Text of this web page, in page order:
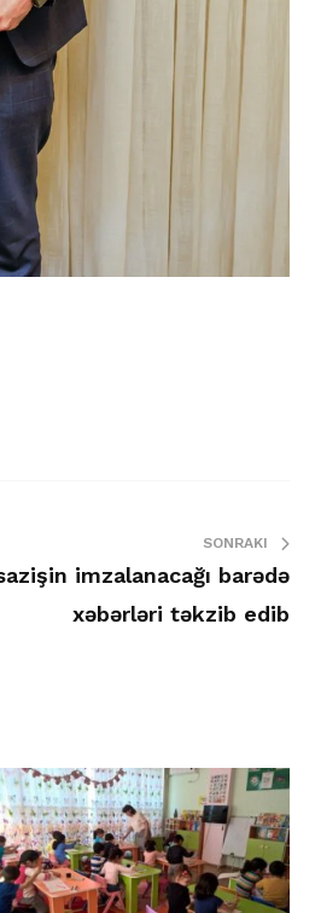
SONRAKI
imzalanacağı barədə
xəbərləri təkzib edib